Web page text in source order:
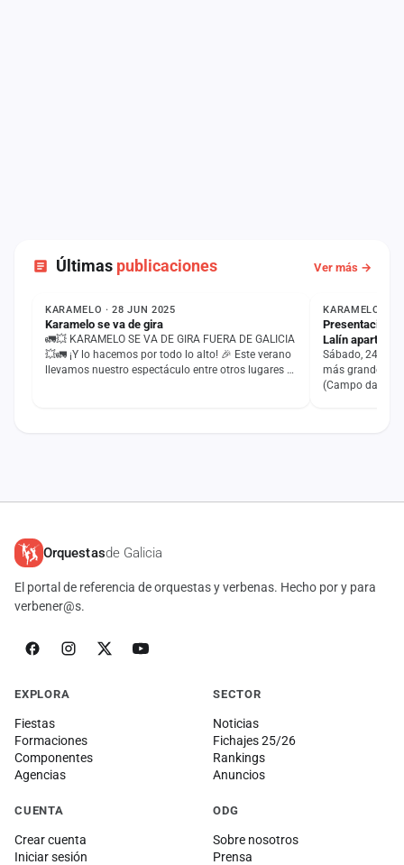
Últimas publicaciones Ver más →
NOTICIA
KARAMELO · 28 JUN 2025
Karamelo se va de gira
🚛💥 KARAMELO SE VA DE GIRA FUERA DE GALICIA
💥🚛 ¡Y lo hacemos por todo lo alto! 🎉 Este verano
llevamos nuestro espectáculo entre otros lugares a
NOTICIA
KARAMELO ·
Presentación
Lalín apartir de
Sábado, 24 de
más grande de
(Campo da
Orquestasde Galicia
El portal de referencia de orquestas y verbenas. Hecho por y para
verbener@s.
EXPLORA
Fiestas
Formaciones
Componentes
Agencias
SECTOR
Noticias
Fichajes 25/26
Rankings
Anuncios
CUENTA
Crear cuenta
Iniciar sesión
ODG
Sobre nosotros
Prensa